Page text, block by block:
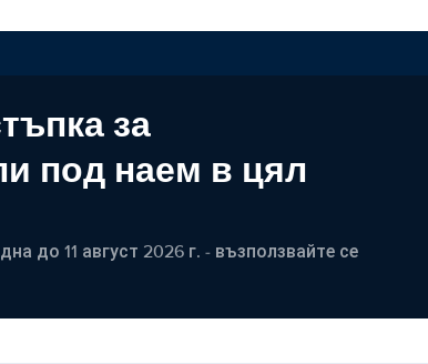
за
под наем в цял
до 11 август 2026 г. - възползвайте се